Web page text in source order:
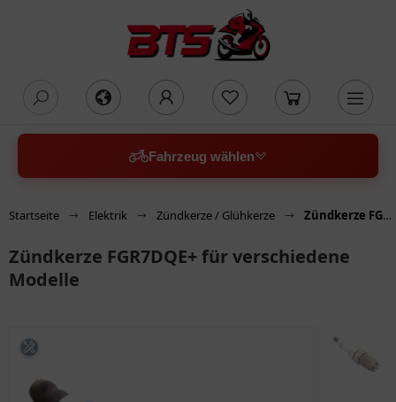
Fahrzeug wählen
Startseite Elektrik Zündkerze / Glühkerze Zündkerze FGR7DQE+ für verschiedene Modelle
Zündkerze FGR7DQE+ für verschiedene
Modelle